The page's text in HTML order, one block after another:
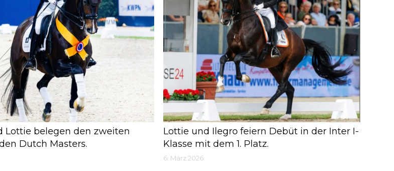
Lottie belegen den zweiten
Dutch Masters.
Lottie und Ilegro feiern Debüt in der Inter I-
Klasse mit dem 1. Platz.
6. März 2026